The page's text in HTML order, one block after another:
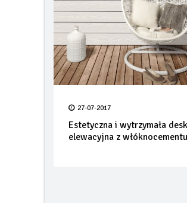
27-07-2017
Estetyczna i wytrzymała
elewacyjna z włóknocementu